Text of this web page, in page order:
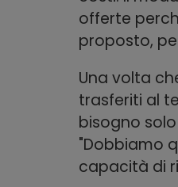
offerte
proposto,
Una volta
trasferiti al
bisogno
"Dobbiamo
capacità di